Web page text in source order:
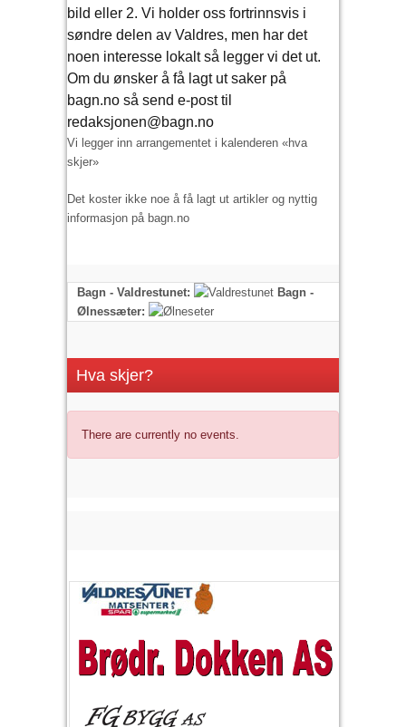
bild eller 2. Vi holder oss fortrinnsvis i
søndre delen av Valdres, men har det
noen interesse lokalt så legger vi det ut.
Om du ønsker å få lagt ut saker på
bagn.no så send e-post til
redaksjonen@bagn.no
Vi legger inn arrangementet i kalenderen «hva
skjer»
Det koster ikke noe å få lagt ut artikler og nyttig
informasjon på bagn.no
Bagn - Valdrestunet:
Bagn -
Ølnessæter:
Hva skjer?
There are currently no events.